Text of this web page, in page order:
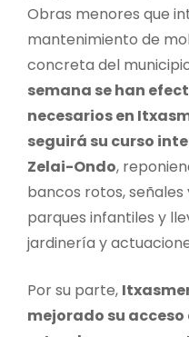
Obras menores que
mantenimiento de
concreta del
semana se han
necesarios en
seguirá su curso
Zelai-Ondo,
bancos rotos,
parques infantiles y
jardinería y
Por su parte,
mejorado su